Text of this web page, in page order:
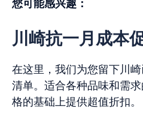
您可能感兴趣：
川崎抗一月成本
在这里，我们为您留下川
清单。适合各种品味和需
格的基础上提供超值折扣。